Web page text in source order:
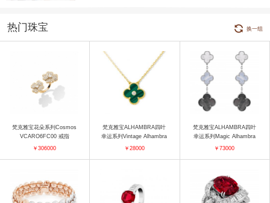
热门珠宝 换一组
梵克雅宝花朵系列Cosmos
VCARO6FC00 戒指
￥306000
梵克雅宝ALHAMBRA四叶
幸运系列Vintage Alhambra
VCARO49S00 吊坠
￥28000
梵克雅宝ALHAMBRA四叶
幸运系列Magic Alhambra
VCARN18800 耳饰
￥73000